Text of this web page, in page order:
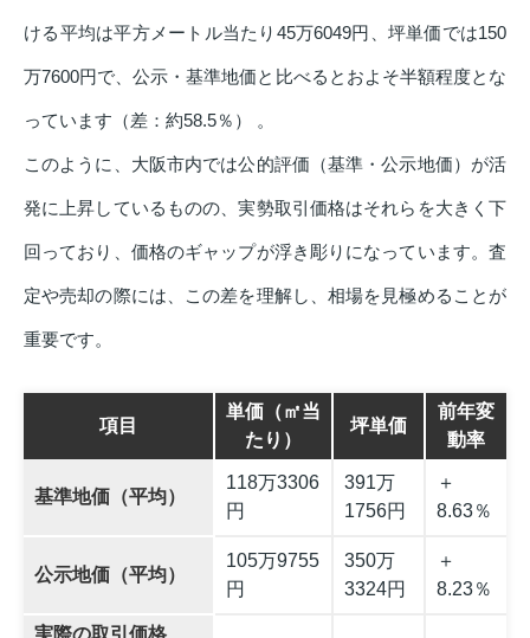
ける平均は平方メートル当たり45万6049円、坪単価では150
万7600円で、公示・基準地価と比べるとおよそ半額程度とな
っています（差：約58.5％） 。
このように、大阪市内では公的評価（基準・公示地価）が活
発に上昇しているものの、実勢取引価格はそれらを大きく下
回っており、価格のギャップが浮き彫りになっています。査
定や売却の際には、この差を理解し、相場を見極めることが
重要です。
項目
単価（㎡当
たり）
坪単価
前年変
動率
基準地価（平均）
118万3306
円
391万
1756円
＋
8.63％
公示地価（平均）
105万9755
円
350万
3324円
＋
8.23％
実際の取引価格